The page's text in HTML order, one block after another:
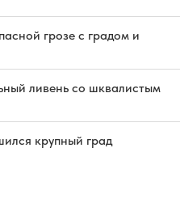
грозе с градом и
ливень со шквалистым
крупный град